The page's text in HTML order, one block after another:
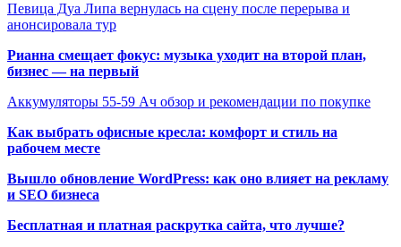
Певица Дуа Липа вернулась на сцену после перерыва и
анонсировала тур
Рианна смещает фокус: музыка уходит на второй план,
бизнес — на первый
Аккумуляторы 55-59 Ач обзор и рекомендации по покупке
Как выбрать офисные кресла: комфорт и стиль на
рабочем месте
Вышло обновление WordPress: как оно влияет на рекламу
и SEO бизнеса
Бесплатная и платная раскрутка сайта, что лучше?